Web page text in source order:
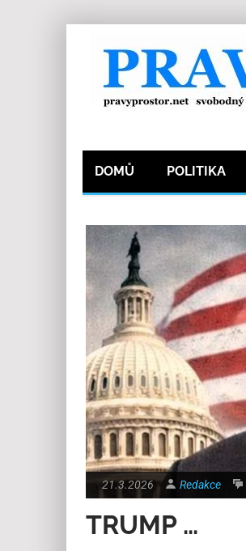
DOMŮ POLITIKA
21.3.2026 Redakce
TRUMP …